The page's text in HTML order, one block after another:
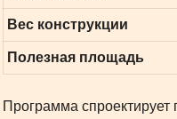
Вес конструкции
Полезная площадь
Программа